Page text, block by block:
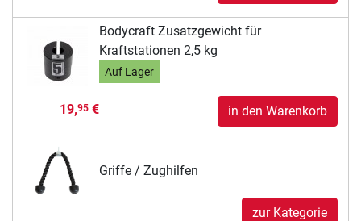
Bodycraft Zusatzgewicht für
Kraftstationen 2,5 kg
Auf Lager
19,95€ in den Warenkorb
Griffe / Zughilfen
zur Kategorie